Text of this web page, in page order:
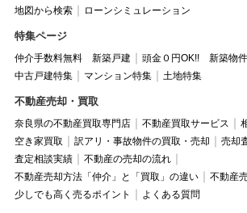
地図から検索
ローンシミュレーション
特集ページ
仲介手数料無料 新築戸建 頭金０円OK!! 新築物件
中古戸建特集
マンション特集 土地特集
不動産売却・買取
奈良県の不動産買取専門店 不動産買取サービス
空き家買取
訳アリ・事故物件の買取・売却
売却
査定相談実績
不動産の売却の流れ
不動産売却方法「仲介」と「買取」の違い
不動産
少しでも高く売るポイント
よくある質問